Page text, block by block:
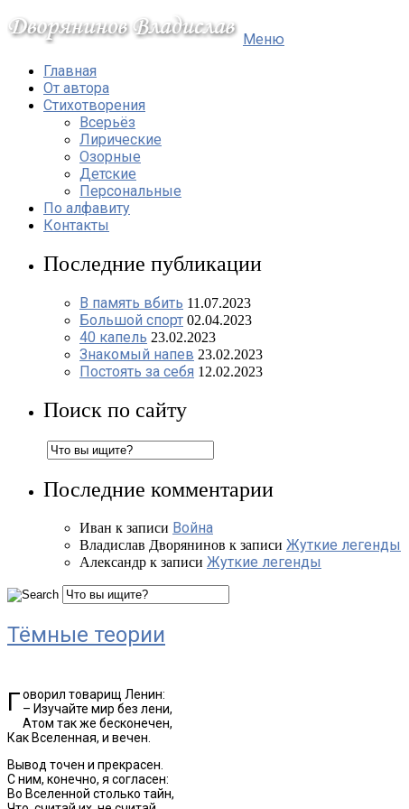
Меню
Главная
От автора
Стихотворения
Всерьёз
Лирические
Озорные
Детские
Персональные
По алфавиту
Контакты
Последние публикации
В память вбить 11.07.2023
Большой спорт 02.04.2023
40 капель 23.02.2023
Знакомый напев 23.02.2023
Постоять за себя 12.02.2023
Поиск по сайту
Последние комментарии
Иван к записи Война
Владислав Дворянинов к записи Жуткие легенды
Александр к записи Жуткие легенды
Тёмные теории
Говорил товарищ Ленин:
– Изучайте мир без лени,
Атом так же бесконечен,
Как Вселенная, и вечен.
Вывод точен и прекрасен.
С ним, конечно, я согласен:
Во Вселенной столько тайн,